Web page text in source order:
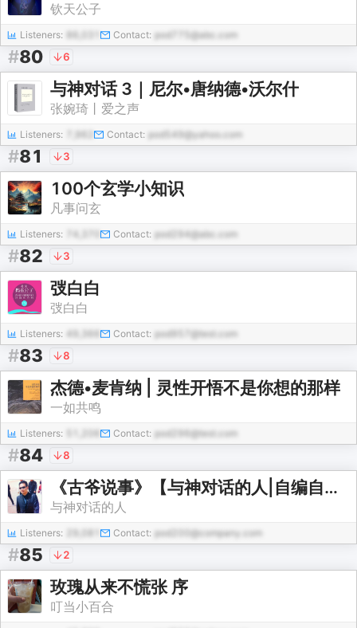
钦天公子
Listeners: Contact: pod775@abc.com
#80 6
与神对话 3｜尼尔•唐纳德•沃尔什
张婉琦丨爱之声
Listeners: Contact: pod549@yahoo.com
#81 3
100个玄学小知识
凡事问玄
Listeners: Contact: pod294@abc.com
#82 3
弢白白
弢白白
Listeners: 49,366 Contact: pod957@test.com
#83 8
杰德•麦肯纳 | 灵性开悟不是你想的那样
一如共鸣
Listeners: Contact: pod296@test.com
#84 8
《古爷说事》【与神对话的人|自编自播|每日更新】
与神对话的人
Listeners: Contact: pod200@company.com
#85 2
玫瑰从来不慌张 序
叮当小百合